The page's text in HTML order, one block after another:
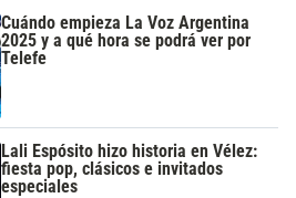
Cuándo empieza La Voz Argentina
2025 y a qué hora se podrá ver por
Telefe
Lali Espósito hizo historia en Vélez:
fiesta pop, clásicos e invitados
especiales